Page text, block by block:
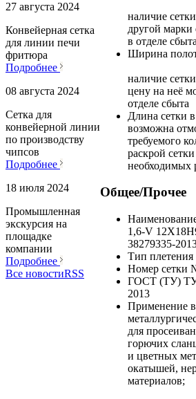
27 августа 2024
Конвейерная сетка
для линии печи
фритюра
Подробнее
08 августа 2024
Сетка для
конвейерной линии
по производству
чипсов
Подробнее
18 июля 2024
Промышленная
экскурсия на
площадке
компании
Подробнее
Все новостиRSS
наличие
другой
в отделе сбыта
Ширина
наличие
цену на неё
отделе сбыта
Длина сетки
возможна
требуемого
раскрой
необходимых
Общее/Прочее
1,6-V
38279335-
Тип плетения
Номер сетки
ГОСТ (ТУ)
2013
Применение
для
горючих
и цветных
окатышей,
материалов;